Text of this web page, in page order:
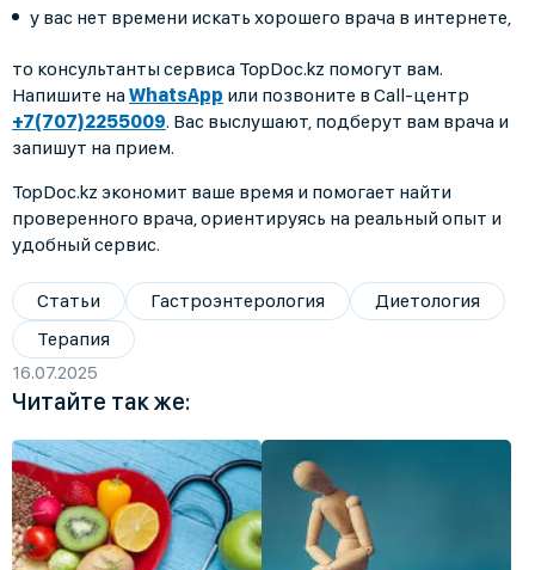
у вас нет времени искать хорошего врача в интернете,
то консультанты сервиса TopDoc.kz помогут вам.
Напишите на WhatsApp или позвоните в Call-центр
+7(707)2255009. Вас выслушают, подберут вам врача и
запишут на прием.
TopDoc.kz экономит ваше время и помогает найти
проверенного врача, ориентируясь на реальный опыт и
удобный сервис.
Статьи Гастроэнтерология
Диетология
Терапия
16.07.2025
Читайте так же: